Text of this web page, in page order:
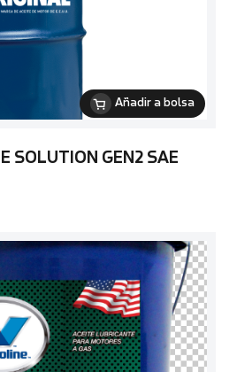
Añadir a bolsa
SOLUTION GEN2 SAE